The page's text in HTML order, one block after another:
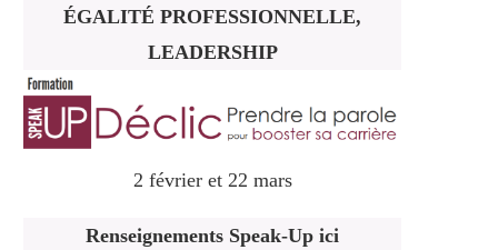
ÉGALITÉ PROFESSIONNELLE,
LEADERSHIP
2 février et 22 mars
Renseignements Speak-Up ici